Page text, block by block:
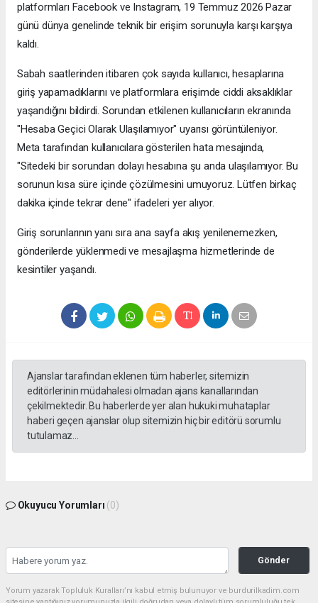
platformları Facebook ve Instagram, 19 Temmuz 2026 Pazar
günü dünya genelinde teknik bir erişim sorunuyla karşı karşıya
kaldı.
Sabah saatlerinden itibaren çok sayıda kullanıcı, hesaplarına
giriş yapamadıklarını ve platformlara erişimde ciddi aksaklıklar
yaşandığını bildirdi. Sorundan etkilenen kullanıcıların ekranında
"Hesaba Geçici Olarak Ulaşılamıyor" uyarısı görüntüleniyor.
Meta tarafından kullanıcılara gösterilen hata mesajında,
"Sitedeki bir sorundan dolayı hesabına şu anda ulaşılamıyor. Bu
sorunun kısa süre içinde çözülmesini umuyoruz. Lütfen birkaç
dakika içinde tekrar dene" ifadeleri yer alıyor.
Giriş sorunlarının yanı sıra ana sayfa akış yenilenemezken,
gönderilerde yüklenmedi ve mesajlaşma hizmetlerinde de
kesintiler yaşandı.
Ajanslar tarafından eklenen tüm haberler, sitemizin
editörlerinin müdahalesi olmadan ajans kanallarından
çekilmektedir. Bu haberlerde yer alan hukuki muhataplar
haberi geçen ajanslar olup sitemizin hiç bir editörü sorumlu
tutulamaz...
Okuyucu Yorumları (0)
Gönder
Yorum yazarak Topluluk Kuralları’nı kabul etmiş bulunuyor ve burdurilkadim.com